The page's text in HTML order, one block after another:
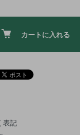
カートに入れる
表記